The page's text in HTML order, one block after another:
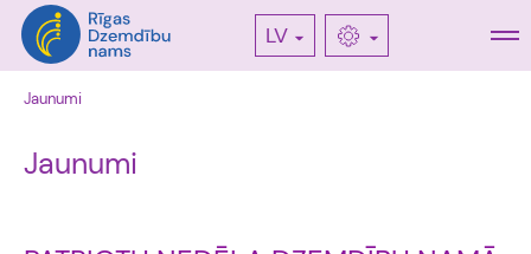
LV
Jaunumi
Jaunumi